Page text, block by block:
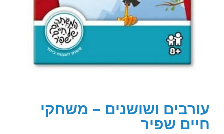
עורבים ושושנים – משחקי
חיים שפיר